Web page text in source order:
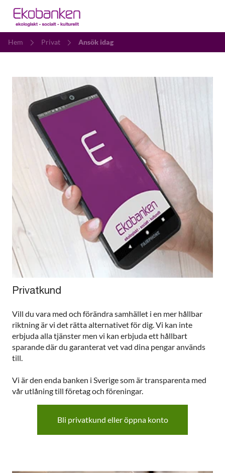
Hem Privat Ansök idag
Privatkund
Vill du vara med och förändra samhället i en mer hållbar
riktning är vi det rätta alternativet för dig. Vi kan inte
erbjuda alla tjänster men vi kan erbjuda ett hållbart
sparande där du garanterat vet vad dina pengar används
till.
Vi är den enda banken i Sverige som är transparenta med
vår utlåning till företag och föreningar.
Bli privatkund eller öppna konto